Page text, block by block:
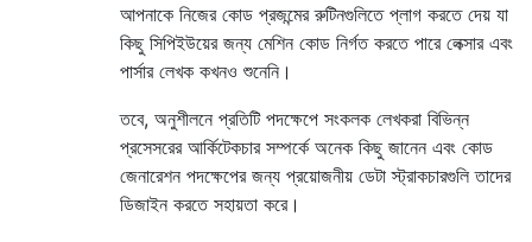
আপনাকে নিজের কোড প্রজন্মের রুটিনগুলিতে প্লাগ করতে দেয় যা
কিছু সিপিইউয়ের জন্য মেশিন কোড নির্গত করতে পারে লেক্সার এবং
পার্সার লেখক কখনও শুনেনি।
তবে, অনুশীলনে প্রতিটি পদক্ষেপে সংকলক লেখকরা বিভিন্ন
প্রসেসরের আর্কিটেকচার সম্পর্কে অনেক কিছু জানেন এবং কোড
জেনারেশন পদক্ষেপের জন্য প্রয়োজনীয় ডেটা স্ট্রাকচারগুলি তাদের
ডিজাইন করতে সহায়তা করে।